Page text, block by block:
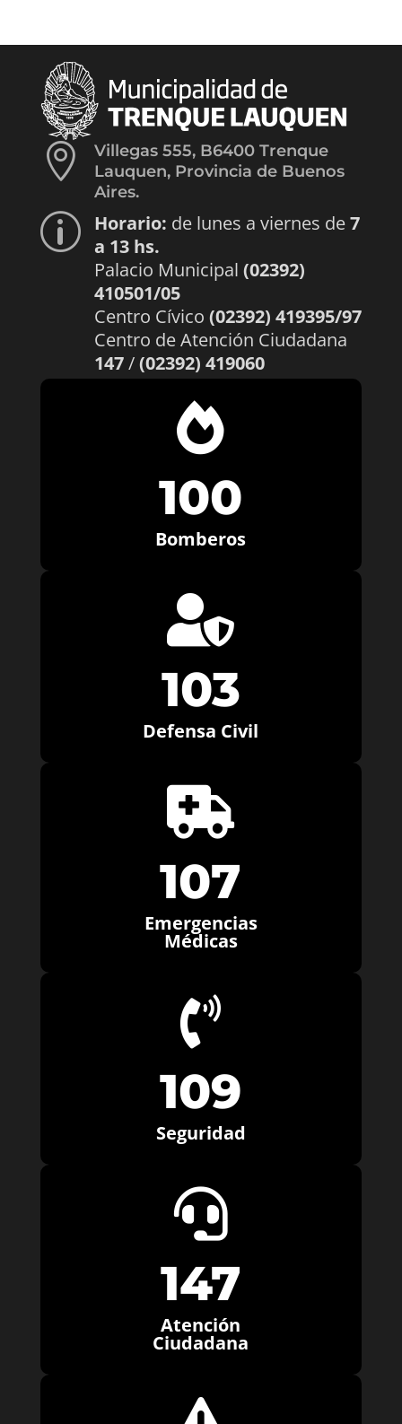

Villegas 555, B6400 Trenque
Lauquen, Provincia de Buenos
Aires.
p Horario: de lunes a viernes de7
a 13 hs.
Palacio Municipal (02392)
410501/05
Centro Cívico (02392) 419395/97
Centro de Atención Ciudadana
147/(02392) 419060

100
Bomberos

103
Defensa Civil

107
Emergencias
Médicas

109
Seguridad

147
Atención
Ciudadana